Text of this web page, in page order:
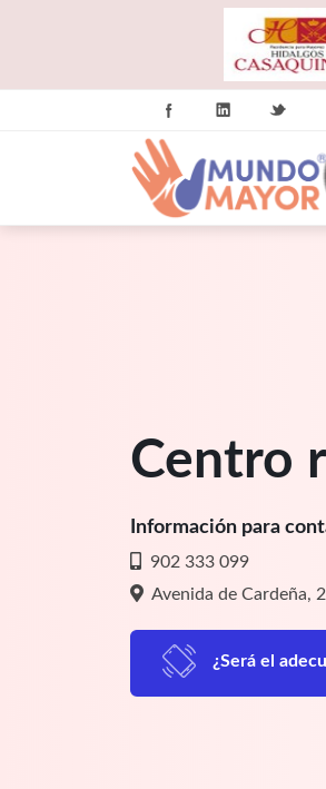
Centro
Información para
902 333 099
Avenida de Cardeña,
¿Será el